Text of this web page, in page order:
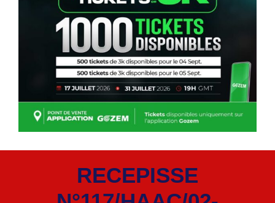
RECEPISSE